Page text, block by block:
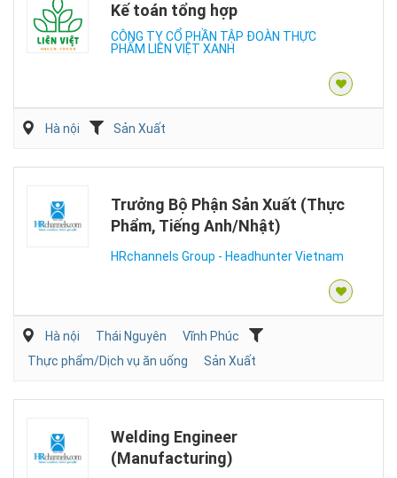
Kế toán tổng hợp
CÔNG TY CỔ PHẦN TẬP ĐOÀN THỰC
PHẨM LIÊN VIỆT XANH
Hà nội Sản Xuất
Trưởng Bộ Phận Sản Xuất (Thực
Phẩm, Tiếng Anh/Nhật)
HRchannels Group - Headhunter Vietnam
Hà nội Thái Nguyên
Vĩnh Phúc
Thực phẩm/Dịch vụ ăn uống
Sản Xuất
Welding Engineer
(Manufacturing)